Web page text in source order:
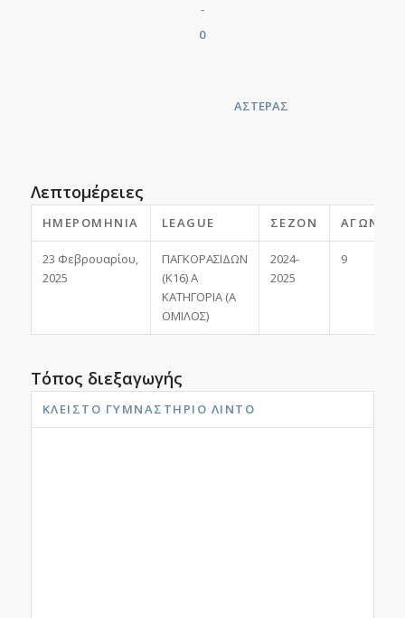
-
0
ΑΣΤΕΡΑΣ
Λεπτομέρειες
ΗΜΕΡΟΜΗΝΊΑ LEAGUE ΣΕΖΌΝ
23 Φεβρουαρίου,
2025
ΠΑΓΚΟΡΑΣΙΔΩΝ
(Κ16) Α
ΚΑΤΗΓΟΡΙΑ (Α
ΟΜΙΛΟΣ)
2024-
2025
9
Τόπος διεξαγωγής
ΚΛΕΙΣΤΌ ΓΥΜΝΑΣΤΉΡΙΟ ΛΊΝΤΟ